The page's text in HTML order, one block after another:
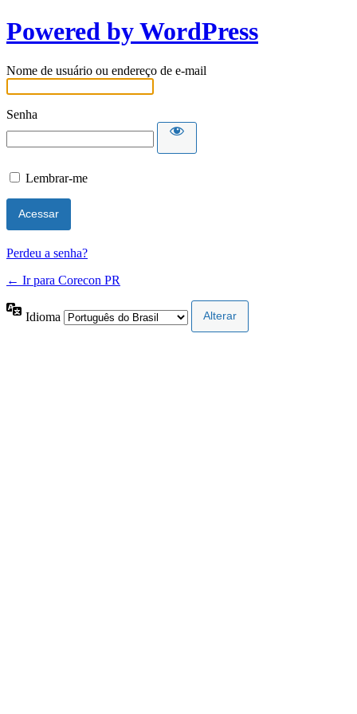
Powered by WordPress
Nome de usuário ou endereço de e-mail
Senha
Lembrar-me
Perdeu a senha?
← Ir para Corecon PR
Idioma